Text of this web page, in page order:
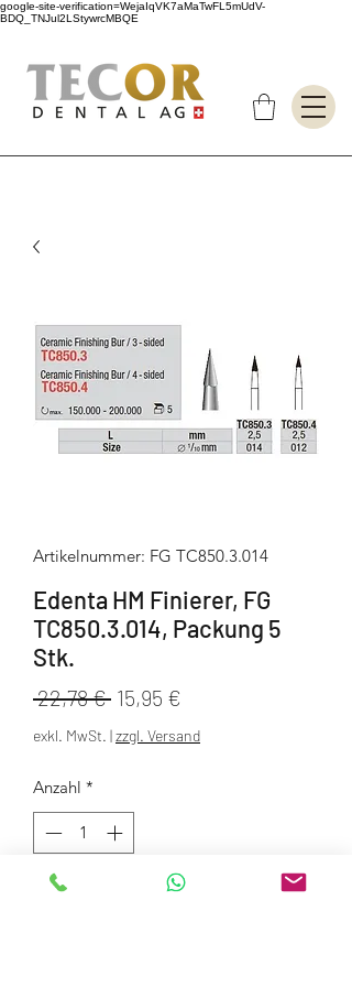
google-site-verification=WejaIqVK7aMaTwFL5mUdV-
BDQ_TNJul2LStywrcMBQE
Artikelnummer: FG TC850.3.014
Edenta HM Finierer, FG
TC850.3.014, Packung 5
Stk.
22,78 € Standardpreis
15,95 €
Preis
exkl. MwSt. |zzgl. Versand
Anzahl *